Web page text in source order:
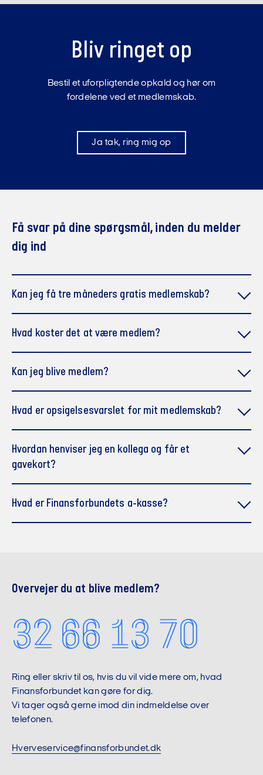
Bliv ringet op
Bestil et uforpligtende opkald og hør om
fordelene ved et medlemskab.
Ja tak, ring mig op
Få svar på dine spørgsmål, inden du melder
dig ind
Kan jeg få tre måneders gratis medlemskab?
Er du studerende, gælder følgende:
Hvad koster det at være medlem?
I arbejde: 285 kr./måned i kontingent
Studerende og elever: 20 kr./måned i kontingent
Kan jeg blive medlem?
Hvad er opsigelsesvarslet for mit medlemskab?
Bliver du i den finansielle sektor, er opsigelsesvarslet
Skifter du til et job uden for sektoren, så er
opsigelsesvarsel. Du kan sige op fra dag til dag
løbende måned plus en måned.
Er du ledig, gælder følgende:
plus en måned.
Hvordan henviser jeg en kollega og får et
gavekort?
Hvad er Finansforbundets a-kasse?
Læs mere om Finansforbundets a-kasse
Overvejer du at blive medlem?
32 66 13 70
Ring eller skriv til os, hvis du vil vide mere om, hvad
Finansforbundet kan gøre for dig.
Vi tager også gerne imod din indmeldelse over
telefonen.
Hverveservice@finansforbundet.dk